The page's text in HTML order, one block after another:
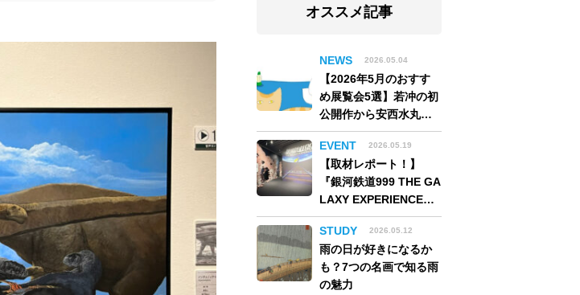
オススメ記事
NEWS 2026.05.04
【2026年5月のおすす
め展覧会5選】若冲の初
公開作から安西水丸の
世界、そしてゴッホ
《夜のカフェテラス》
まで
EVENT 2026.05.19
【取材レポート！】
『銀河鉄道999 THE GA
LAXY EXPERIENCE
あの旅は、まだ続いて
いる。』999号に乗り銀
河へ旅立つ。“観る”か
ら“体験する”展覧会
【角川武蔵野ミュージ
STUDY 2026.05.12
雨の日が好きになるか
も？7つの名画で知る雨
の魅力